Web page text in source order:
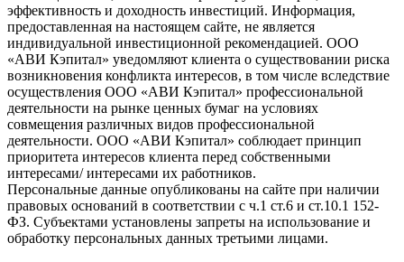
эффективность и доходность инвестиций. Информация,
предоставленная на настоящем сайте, не является
индивидуальной инвестиционной рекомендацией. ООО
«АВИ Кэпитал» уведомляют клиента о существовании риска
возникновения конфликта интересов, в том числе вследствие
осуществления ООО «АВИ Кэпитал» профессиональной
деятельности на рынке ценных бумаг на условиях
совмещения различных видов профессиональной
деятельности. ООО «АВИ Кэпитал» соблюдает принцип
приоритета интересов клиента перед собственными
интересами/ интересами их работников.
Персональные данные опубликованы на сайте при наличии
правовых оснований в соответствии с ч.1 ст.6 и ст.10.1 152-
ФЗ. Субъектами установлены запреты на использование и
обработку персональных данных третьими лицами.